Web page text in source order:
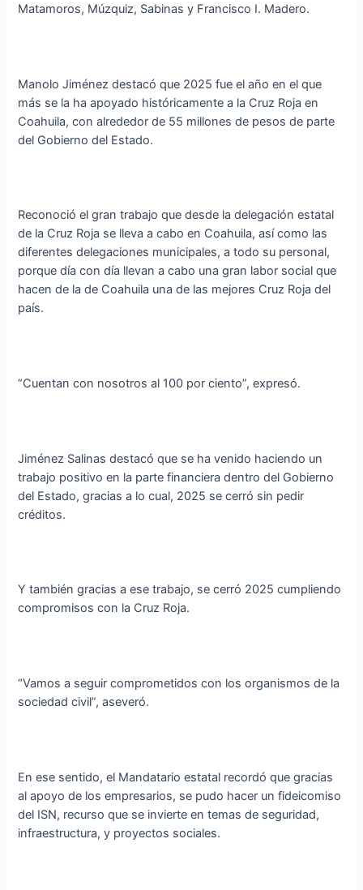
Matamoros, Múzquiz, Sabinas y Francisco I. Madero.
Manolo Jiménez destacó que 2025 fue el año en el que
más se la ha apoyado históricamente a la Cruz Roja en
Coahuila, con alrededor de 55 millones de pesos de parte
del Gobierno del Estado.
Reconoció el gran trabajo que desde la delegación estatal
de la Cruz Roja se lleva a cabo en Coahuila, así como las
diferentes delegaciones municipales, a todo su personal,
porque día con día llevan a cabo una gran labor social que
hacen de la de Coahuila una de las mejores Cruz Roja del
país.
“Cuentan con nosotros al 100 por ciento”, expresó.
Jiménez Salinas destacó que se ha venido haciendo un
trabajo positivo en la parte financiera dentro del Gobierno
del Estado, gracias a lo cual, 2025 se cerró sin pedir
créditos.
Y también gracias a ese trabajo, se cerró 2025 cumpliendo
compromisos con la Cruz Roja.
“Vamos a seguir comprometidos con los organismos de la
sociedad civil”, aseveró.
En ese sentido, el Mandatario estatal recordó que gracias
al apoyo de los empresarios, se pudo hacer un fideicomiso
del ISN, recurso que se invierte en temas de seguridad,
infraestructura, y proyectos sociales.